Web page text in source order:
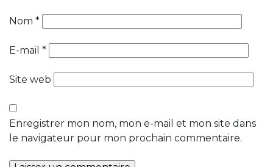
Nom *
E-mail *
Site web
Enregistrer mon nom, mon e-mail et mon site dans
le navigateur pour mon prochain commentaire.